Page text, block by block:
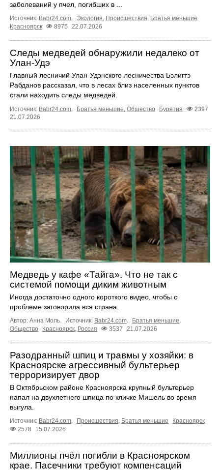
заболеваний у пчел, погибших в ...
Источник: Babr24.com. Экология, Происшествия, Братья меньшие
Красноярск
8975 22.07.2026
Следы медведей обнаружили недалеко от
Улан-Удэ
Главный лесничий Улан-Удэнского лесничества Бэлигтэ
Рабданов рассказал, что в лесах близ населенных пунктов
стали находить следы медведей.
Источник: Babr24.com. Братья меньшие, Общество Бурятия
2397
21.07.2026
Медведь у кафе «Тайга». Что не так с
системой помощи диким животным
Иногда достаточно одного короткого видео, чтобы о
проблеме заговорила вся страна.
Автор: Анна Моль. Источник: Babr24.com. Братья меньшие,
Общество
Красноярск, Россия 3537 21.07.2026
Разодранный шпиц и травмы у хозяйки: в
Красноярске агрессивный бультерьер
терроризирует двор
В Октябрьском районе Красноярска крупный бультерьер
напал на двухлетнего шпица по кличке Мишель во время
выгула.
Источник: Babr24.com. Происшествия, Братья меньшие
Красноярск
2578
15.07.2026
Миллионы пчёл погибли в Красноярском
крае. Пасечники требуют компенсаций